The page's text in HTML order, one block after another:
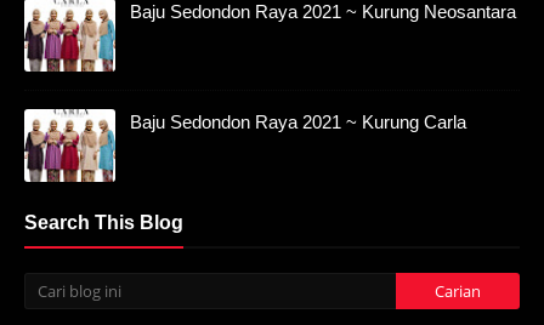
Baju Sedondon Raya 2021 ~ Kurung Neosantara
Baju Sedondon Raya 2021 ~ Kurung Carla
Search This Blog